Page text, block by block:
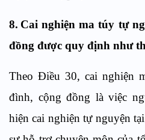
8. Cai nghiện ma túy tự
đồng được quy định như
Theo Điều 30, cai nghiện
đình, cộng đồng làviệc
hiện cai nghiện tự nguyện